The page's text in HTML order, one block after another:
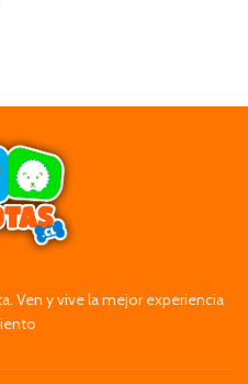
Ven y vive la mejor experiencia